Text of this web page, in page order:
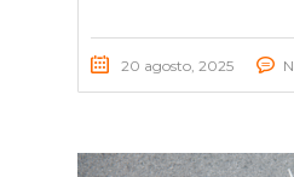
20 agosto, 2025